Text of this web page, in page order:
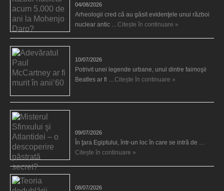
04/08/2026
Arheologii cred că au găsit evidenţele unui război
nuclear antic … Citește în continuare »
10/07/2026
Potrivit unei legende urbane, unul dintre faimoşii
Beatles ar fi … Citește în continuare »
09/07/2026
În ţara Egiptului, într-un loc în care se intră de …
Citește în continuare »
08/07/2026